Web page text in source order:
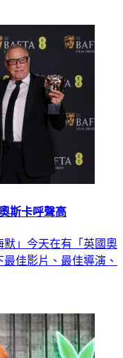
斯卡呼聲高
」今天在有「英國奧
佳影片、最佳導演、